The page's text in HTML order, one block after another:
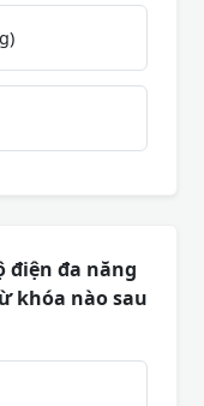
điện đa năng
khóa nào sau